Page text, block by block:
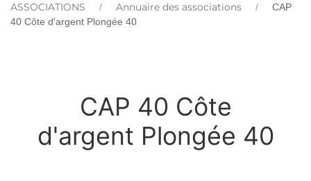
ASSOCIATIONS
Annuaire des associations
CAP
40 Côte d'argent Plongée 40
CAP 40 Côte
d'argent Plongée 40